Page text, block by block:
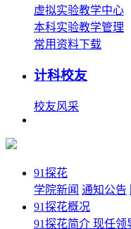
虚拟实验教学中心
本科实验教学管理
常用资料下载
计科校友
校友风采
91探花
学院新闻 通知公告
91探花概况
91探花简介 现任领